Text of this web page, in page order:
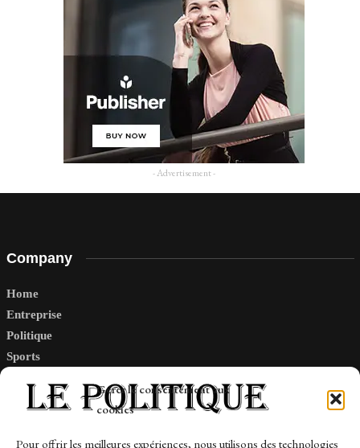
Gérer le consentement aux
cookies
Pour offrir les meilleures expériences, nous utilisons des technologies
- Advertisement -
Company
Home
Entreprise
Politique
Sports